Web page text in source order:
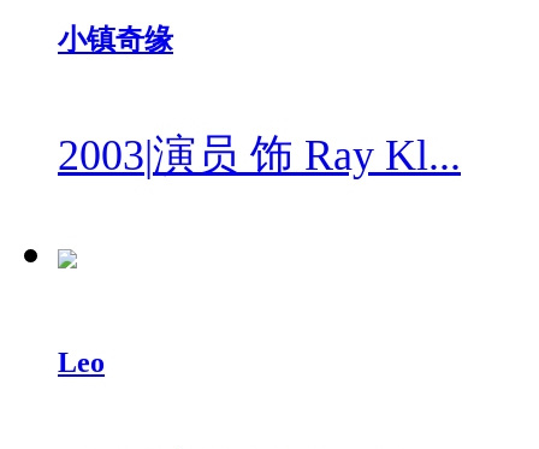
小镇奇缘
2003|演员 饰 Ray Kl...
Leo